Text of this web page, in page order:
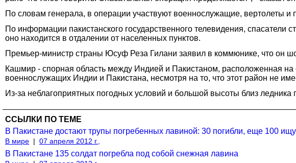
По словам генерала, в операции участвуют военнослужащие, вертолеты и
По информации пакистанского государственного телевидения, спасатели
оно находится в отдалении от населенных пунктов.
Премьер-министр страны Юсуф Реза Гилани заявил в коммюнике, что он
Кашмир - спорная область между Индией и Пакистаном, расположенная
военнослужащих Индии и Пакистана, несмотря на то, что этот район не
Из-за неблагоприятных погодных условий и большой высоты близ
ССЫЛКИ ПО ТЕМЕ
В Пакистане достают трупы погребенных лавиной: 30 погибли, еще 100
В мире | 07 апреля 2012 г.,
В Пакистане 135 солдат погребла под собой снежная лавина